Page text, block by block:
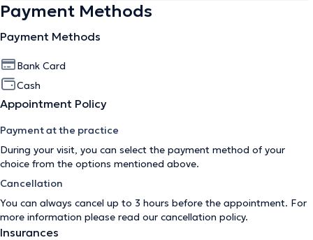
Payment Methods
Payment Methods
Bank Card
Cash
Appointment Policy
Payment at the practice
During your visit, you can select the payment method of your
choice from the options mentioned above.
Cancellation
You can always cancel up to 3 hours before the appointment. For
more information please read our cancellation policy.
Insurances